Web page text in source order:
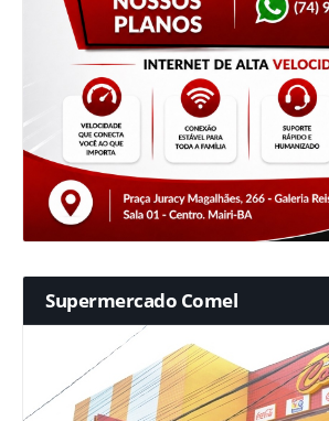
Supermercado Comel